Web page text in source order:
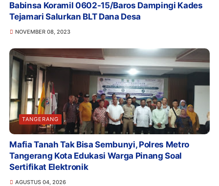
Babinsa Koramil 0602-15/Baros Dampingi Kades
Tejamari Salurkan BLT Dana Desa
NOVEMBER 08, 2023
TANGERANG
Mafia Tanah Tak Bisa Sembunyi, Polres Metro
Tangerang Kota Edukasi Warga Pinang Soal
Sertifikat Elektronik
AGUSTUS 04, 2026